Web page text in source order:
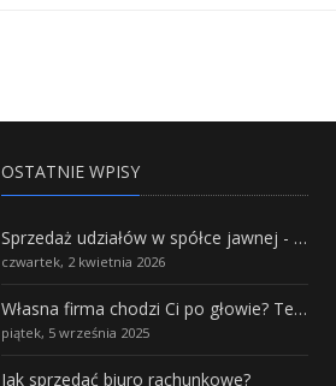
OSTATNIE WPISY
Sprzedaż udziałów w spółce jawnej - Wszystko, co trzeba wiedzieć.
czwartek, 2 kwietnia 2026
Własna firma chodzi Ci po głowie? Te branże mają największy potencjał rozwoju
piątek, 5 września 2025
Jak sprzedać biuro rachunkowe?